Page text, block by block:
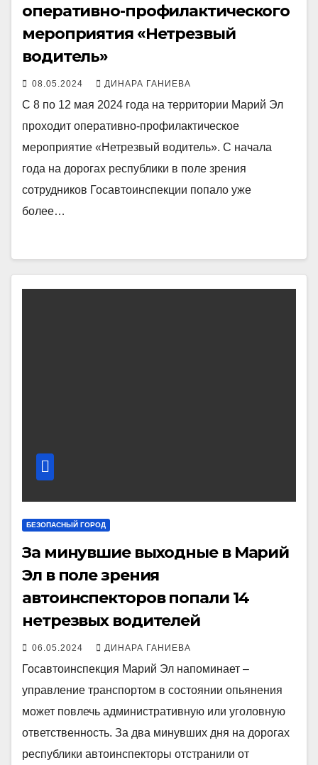
оперативно-профилактического
мероприятия «Нетрезвый
водитель»
08.05.2024 ДИНАРА ГАНИЕВА
С 8 по 12 мая 2024 года на территории Марий Эл
проходит оперативно-профилактическое
мероприятие «Нетрезвый водитель». С начала
года на дорогах республики в поле зрения
сотрудников Госавтоинспекции попало уже
более…
БЕЗОПАСНЫЙ ГОРОД
За минувшие выходные в Марий
Эл в поле зрения
автоинспекторов попали 14
нетрезвых водителей
06.05.2024 ДИНАРА ГАНИЕВА
Госавтоинспекция Марий Эл напоминает –
управление транспортом в состоянии опьянения
может повлечь административную или уголовную
ответственность. За два минувших дня на дорогах
республики автоинспекторы отстранили от